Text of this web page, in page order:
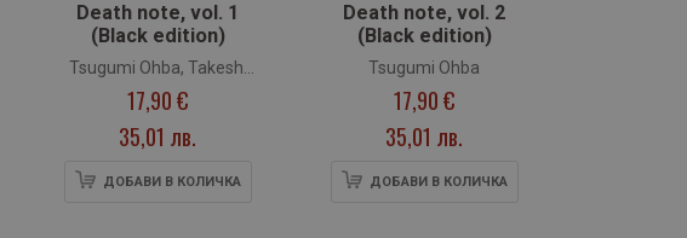
Death note, vol. 1
(Black edition)
Tsugumi Ohba, Takeshi
Obata
17,90 €
35,01 лв.
ДОБАВИ В КОЛИЧКА
Death note, vol. 2
(Black edition)
Tsugumi Ohba
17,90 €
35,01 лв.
ДОБАВИ В КОЛИЧКА